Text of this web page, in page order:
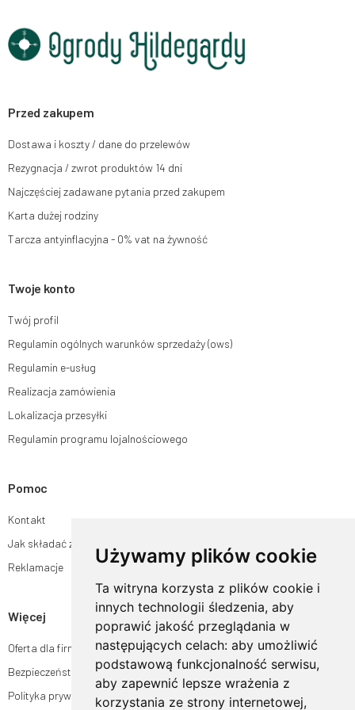
Używamy plików cookie
Ta witryna korzysta z plików cookie i
innych technologii śledzenia, aby
poprawić jakość przeglądania w
następujących celach: aby umożliwić
podstawową funkcjonalność serwisu,
aby zapewnić lepsze wrażenia z
korzystania ze strony internetowej,
chwili rezygnacji z subskrypcji.
Przysługuje Ci prawo do żądania dostępu do swoich danych osobowych,
ich sprostowania, usunięcia, ograniczenia przetwarzania, wniesienia
momencie bez wpływu na zgodność z prawem przetwarzania, którego
dokonano na podstawie zgody przed jej cofnięciem. W tym celu możesz
e-mail lub pisemnie na adres siedziby.
Więcej informacji:www.mouton.pl/ODO
Przed zakupem
Dostawa i koszty / dane do przelewów
Rezygnacja / zwrot produktów 14 dni
Najczęściej zadawane pytania przed zakupem
Karta dużej rodziny
Tarcza antyinflacyjna - 0% vat na żywność
Twoje konto
Twój profil
Regulamin ogólnych warunków sprzedaży (ows)
Regulamin e-usług
Realizacja zamówienia
Lokalizacja przesyłki
Regulamin programu lojalnościowego
Pomoc
Kontakt
Jak składać zamówienia w sklepie ogrodyhildegardy.pl?
Reklamacje
Więcej
Oferta dla firm
Bezpieczeństwo płatności
Polityka prywatności